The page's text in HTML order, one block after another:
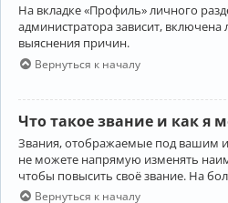
На вкладке «Профиль» личного
администратора зависит,
выяснения причин.
Вернуться к началу
Что такое звание и как я
Звания, отображаемые под вашим
не можете напрямую изменять
чтобы повысить своё звание. На
Вернуться к началу